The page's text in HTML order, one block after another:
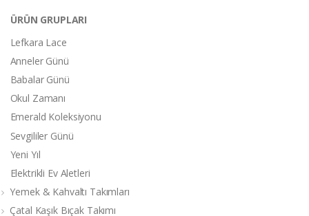
ÜRÜN GRUPLARI
Lefkara Lace
Anneler Günü
Babalar Günü
Okul Zamanı
Emerald Koleksiyonu
Sevgililer Günü
Yeni Yıl
Elektrikli Ev Aletleri
Yemek & Kahvaltı Takımları
Çatal Kaşık Bıçak Takımı